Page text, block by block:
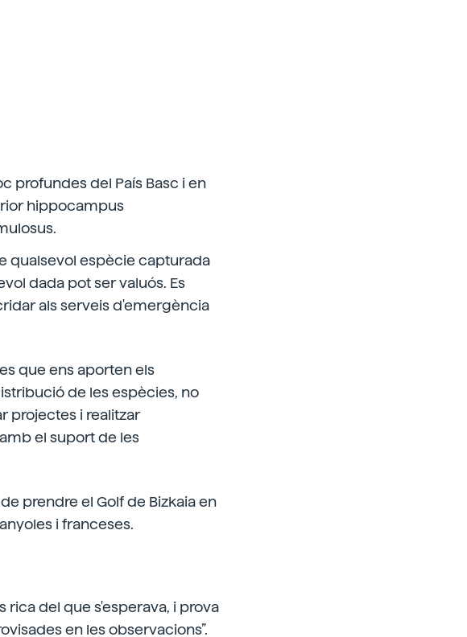
profundes del País Basc i en
hippocampus
qualsevol espècie capturada
dada pot ser valuós. Es
als serveis d'emergència
que ens aporten els
de les espècies, no
projectes i realitzar
el suport de les
prendre el Golf de Bizkaia en
i franceses.
rica del que s'esperava, i prova
en les observacions”.